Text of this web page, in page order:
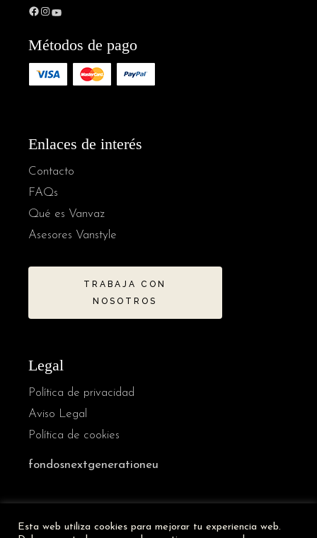
Métodos de pago
Enlaces de interés
Contacto
FAQs
Qué es Vanvaz
Asesores Vanstyle
TRABAJA CON
NOSOTROS
Legal
Política de privacidad
Aviso Legal
Política de cookies
fondosnextgenerationeu
Esta web utiliza cookies para mejorar tu experiencia web.